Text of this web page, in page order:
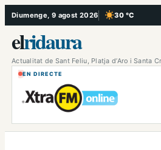
Vés
al
contingut
Diumenge, 9 agost 2026 30 °C
, Cel serè
elridaura
Actualitat de Sant Feliu, Platja d’Aro i Santa
EN DIRECTE